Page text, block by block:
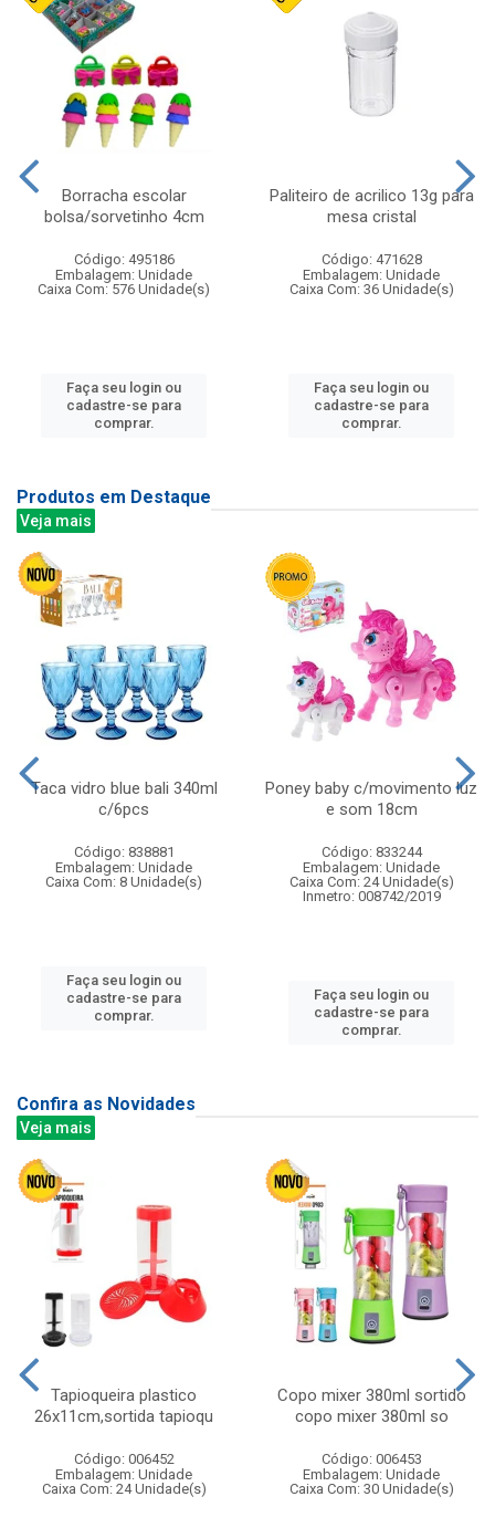
Borracha escolar
bolsa/sorvetinho 4cm
Código: 495186
Embalagem: Unidade
Caixa Com: 576 Unidade(s)
Faça seu login ou
cadastre-se para
comprar.
Paliteiro de acrilico 13g para
mesa cristal
Código: 471628
Embalagem: Unidade
Caixa Com: 36 Unidade(s)
Faça seu login ou
cadastre-se para
comprar.
Produtos em Destaque
Veja mais
Taca vidro blue bali 340ml
c/6pcs
Código: 838881
Embalagem: Unidade
Caixa Com: 8 Unidade(s)
Faça seu login ou
cadastre-se para
comprar.
Poney baby c/movimento luz
e som 18cm
Código: 833244
Embalagem: Unidade
Caixa Com: 24 Unidade(s)
Inmetro: 008742/2019
Faça seu login ou
cadastre-se para
comprar.
Confira as Novidades
Veja mais
Tapioqueira plastico
26x11cm,sortida tapioqu
Código: 006452
Embalagem: Unidade
Caixa Com: 24 Unidade(s)
Copo mixer 380ml sortido
copo mixer 380ml so
Código: 006453
Embalagem: Unidade
Caixa Com: 30 Unidade(s)